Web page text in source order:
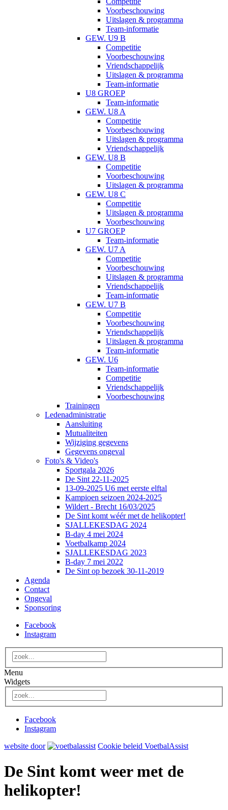
Voorbeschouwing
Uitslagen & programma
Team-informatie
GEW. U9 B
Competitie
Voorbeschouwing
Vriendschappelijk
Uitslagen & programma
Team-informatie
U8 GROEP
Team-informatie
GEW. U8 A
Competitie
Voorbeschouwing
Uitslagen & programma
Vriendschappelijk
GEW. U8 B
Competitie
Voorbeschouwing
Uitslagen & programma
GEW. U8 C
Competitie
Uitslagen & programma
Voorbeschouwing
U7 GROEP
Team-informatie
GEW. U7 A
Competitie
Voorbeschouwing
Uitslagen & programma
Vriendschappelijk
Team-informatie
GEW. U7 B
Competitie
Voorbeschouwing
Vriendschappelijk
Uitslagen & programma
Team-informatie
GEW. U6
Team-informatie
Competitie
Vriendschappelijk
Voorbeschouwing
Trainingen
Ledenadministratie
Aansluiting
Mutualiteiten
Wijziging gegevens
Gegevens ongeval
Foto's & Video's
Sportgala 2026
De Sint 22-11-2025
13-09-2025 U6 met eerste elftal
Kampioen seizoen 2024-2025
Wildert - Brecht 16/03/2025
De Sint komt wéér met de helikopter!
SJALLEKESDAG 2024
B-day 4 mei 2024
Voetbalkamp 2024
SJALLEKESDAG 2023
B-day 7 mei 2022
De Sint op bezoek 30-11-2019
Agenda
Contact
Ongeval
Sponsoring
Facebook
Instagram
Menu
Widgets
Facebook
Instagram
website door
Cookie beleid VoetbalAssist
De Sint komt weer met de
helikopter!